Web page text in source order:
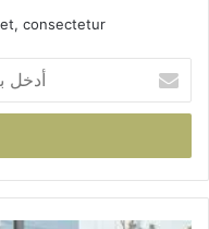
consectetur.
خ
ب
ر